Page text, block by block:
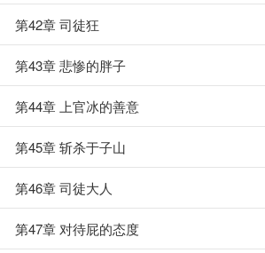
第42章 司徒狂
第43章 悲惨的胖子
第44章 上官冰的善意
第45章 斩杀于子山
第46章 司徒大人
第47章 对待屁的态度